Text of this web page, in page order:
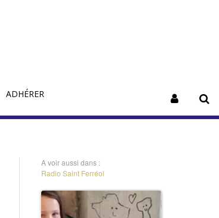
ADHÉRER
A voir aussi dans :
Radio Saint Ferréol